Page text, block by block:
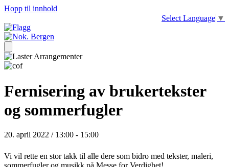
Hopp til innhold
Select Language ▼
Fernisering av brukertekster
og sommerfugler
20. april 2022 / 13:00 - 15:00
Vi vil rette en stor takk til alle dere som bidro med tekster, maleri,